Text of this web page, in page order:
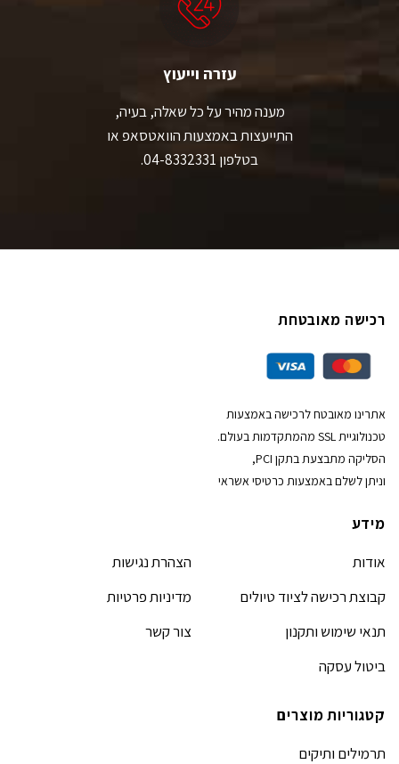
עזרה וייעוץ
מענה מהיר על כל שאלה, בעיה,
התייעצות באמצעות הוואטסאפ או
בטלפון 04-8332331.
רכישה מאובטחת
אתרינו מאובטח לרכישה באמצעות
טכנולוגיית SSL מהמתקדמות בעולם.
הסליקה מתבצעת בתקן PCI,
וניתן לשלם באמצעות כרטיסי אשראי
מידע
אודות
קבוצת רכישה לציוד טיולים
תנאי שימוש ותקנון
ביטול עסקה
הצהרת נגישות
מדיניות פרטיות
צור קשר
קטגוריות מוצרים
תרמילים ותיקים